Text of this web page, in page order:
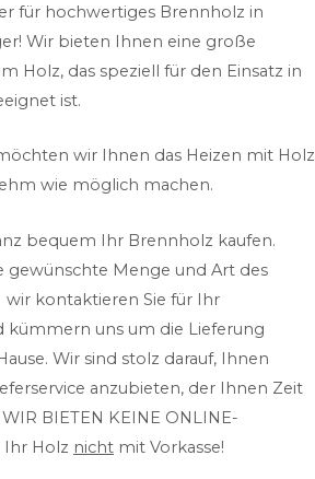
für hochwertiges Brennholz in
Wir bieten Ihnen eine große
Holz, das speziell für den Einsatz in
ist.
wir Ihnen das Heizen mit Holz
wie möglich machen.
bequem Ihr Brennholz kaufen.
gewünschte Menge und Art des
wir kontaktieren Sie für Ihr
kümmern uns um die Lieferung
Wir sind stolz darauf, Ihnen
anzubieten, der Ihnen Zeit
WIR BIETEN KEINE ONLINE-
Ihr Holz nicht mit Vorkasse!